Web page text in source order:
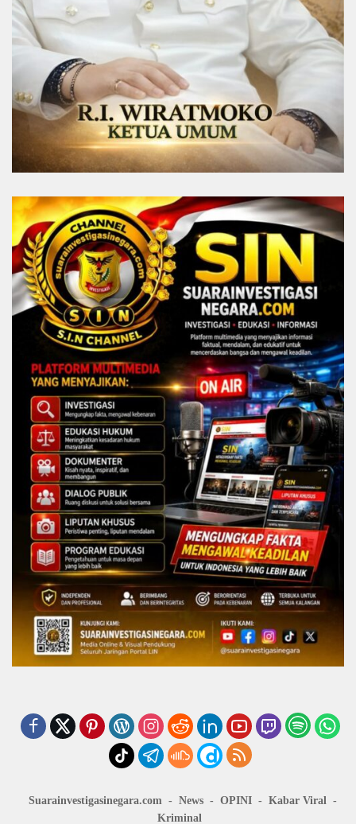
Suarainvestigasinegara.com News OPINI
Kabar Viral
Kriminal